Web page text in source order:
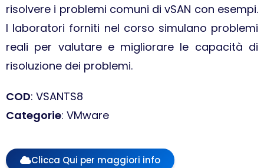
risolvere i problemi comuni di vSAN con esempi.
I laboratori forniti nel corso simulano problemi
reali per valutare e migliorare le capacità di
risoluzione dei problemi.
COD: VSANTS8
Categorie: VMware
Clicca Qui per maggiori info